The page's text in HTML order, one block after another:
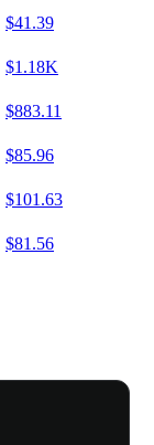
$41.39
$1.18K
$883.11
$85.96
$101.63
$81.56